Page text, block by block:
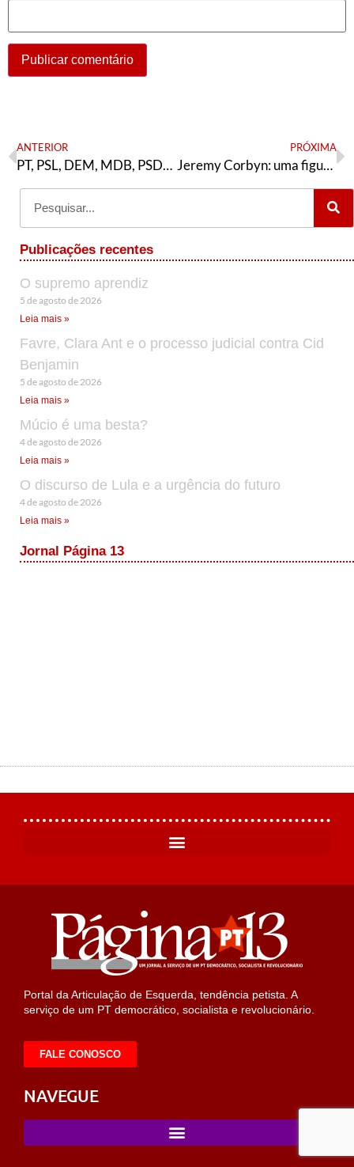
ANTERIOR
PT, PSL, DEM, MDB, PSDB, PSB, PDT, PCDOB, CIDADANIA, PV, REDE…o que é isso, companheiros/as?
PRÓXIMA
Jeremy Corbyn: uma figura imprescindível
Publicações recentes
O supremo aprendiz
5 de agosto de 2026
Leia mais »
Favre, Clara Ant e o processo judicial contra Cid
Benjamin
5 de agosto de 2026
Leia mais »
Múcio é uma besta?
4 de agosto de 2026
Leia mais »
O discurso de Lula e a urgência do futuro
4 de agosto de 2026
Leia mais »
Jornal Página 13
Portal da Articulação de Esquerda, tendência petista. A
serviço de um PT democrático, socialista e revolucionário.
FALE CONOSCO
NAVEGUE